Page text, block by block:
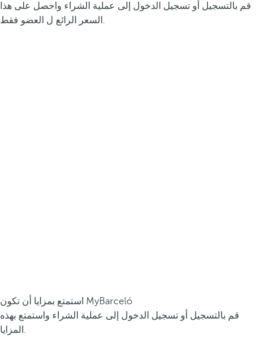
قم بالتسجيل أو تسجيل الدخول إلى عملية الشراء واحصل على هذا
السعر الرائع ل العضو فقط.
استمتع بمزايا أن تكون MyBarceló
قم بالتسجيل أو تسجيل الدخول إلى عملية الشراء واستمتع بهذه
المزايا.